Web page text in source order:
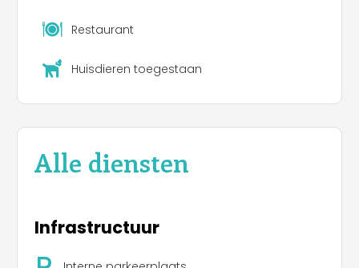
Restaurant
Huisdieren toegestaan
Alle diensten
Infrastructuur